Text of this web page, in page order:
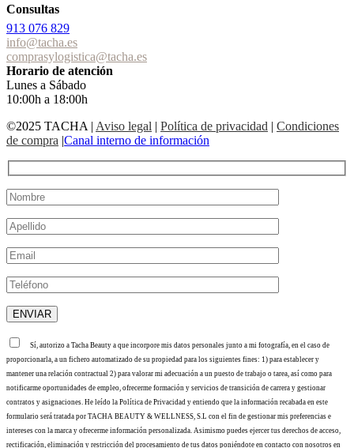
Consultas
913 076 829
info@tacha.es
comprasylogistica@tacha.es
Horario de atención
Lunes a Sábado
10:00h a 18:00h
©2025 TACHA | Aviso legal | Política de privacidad | Condiciones
de compra |Canal interno de información
Sí, autorizo a Tacha Beauty a que incorpore mis datos personales junto a mi fotografía, en el caso de
proporcionarla, a un fichero automatizado de su propiedad para los siguientes fines: 1) para establecer y
mantener una relación contractual 2) para valorar mi adecuación a un puesto de trabajo o tarea, así como para
notificarme oportunidades de empleo, ofrecerme formación y servicios de transición de carrera y gestionar
contratos y asignaciones. He leído la Política de Privacidad y entiendo que la información recabada en este
formulario será tratada por TACHA BEAUTY & WELLNESS, S.L con el fin de gestionar mis preferencias e
intereses con la marca y ofrecerme información personalizada. Asimismo puedes ejercer tus derechos de acceso,
rectificación, eliminación y restricción del procesamiento de tus datos poniéndote en contacto con nosotros en